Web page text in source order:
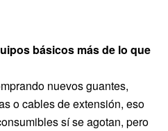
básicos más de lo que
nuevos guantes,
o cables de extensión, eso
sí se agotan, pero